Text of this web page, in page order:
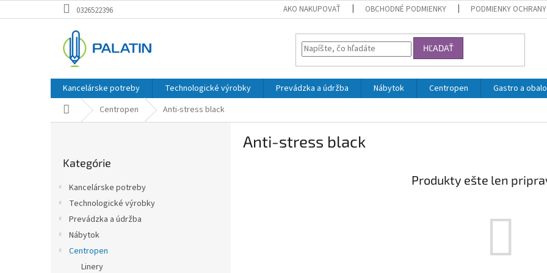
na
0326522396 AKO NAKUPOVAŤ OBCHODNÉ PODMIENKY PODMIENKY OCHRANY
HĽADAŤ
Kancelárske potreby Technologické výrobky Prevádzka a údržba Nábytok Centropen Gastro a
Domov Centropen Anti-stress black
kategórie
Kategórie
Kancelárske potreby
Technologické výrobky
Prevádzka a údržba
Nábytok
Centropen
Linery
Anti-stress black
Produkty ešte len